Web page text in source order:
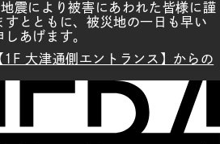
震により被害にあわれた皆様に謹
すとともに、被災地の一日も早い
あげます。
大津通側エントランス】からの